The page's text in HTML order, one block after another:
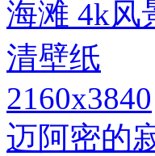
2160x3840
迈阿密的